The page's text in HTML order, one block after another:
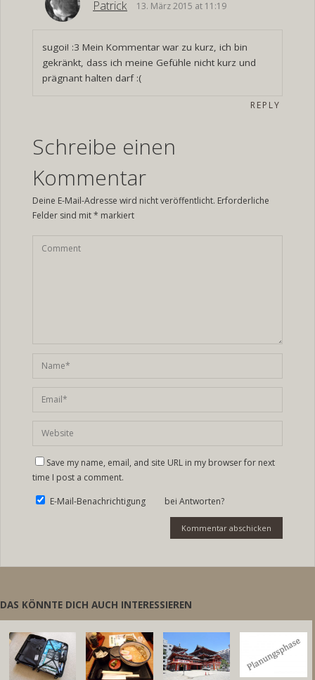
Patrick 13. März 2015 at 11:19
sugoi! :3 Mein Kommentar war zu kurz, ich bin
gekränkt, dass ich meine Gefühle nicht kurz und
prägnant halten darf :(
REPLY
Schreibe einen
Kommentar
Deine E-Mail-Adresse wird nicht veröffentlicht. Erforderliche
Felder sind mit* markiert
Save my name, email, and site URL in my browser for next
time I post a comment.
E-Mail-Benachrichtigung bei Antworten?
DAS KÖNNTE DICH AUCH INTERESSIEREN